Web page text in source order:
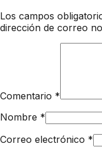
Los campos
dirección de correo
Comentario *
Nombre *
Correo electrónico *